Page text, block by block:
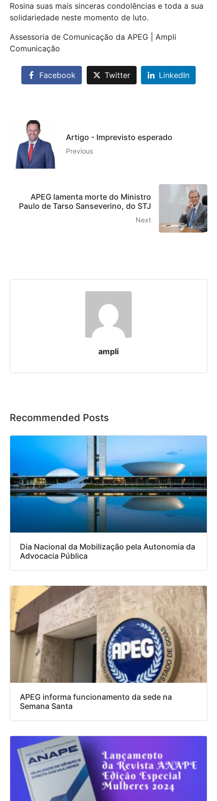
Rosina suas mais sinceras condolências e toda a sua
solidariedade neste momento de luto.
Assessoria de Comunicação da APEG | Ampli
Comunicação
Facebook Twitter LinkedIn
Artigo - Imprevisto esperado
Previous
APEG lamenta morte do Ministro
Paulo de Tarso Sanseverino, do STJ
Next
ampli
Recommended Posts
Dia Nacional da Mobilização pela Autonomia da
Advocacia Pública
APEG informa funcionamento da sede na
Semana Santa